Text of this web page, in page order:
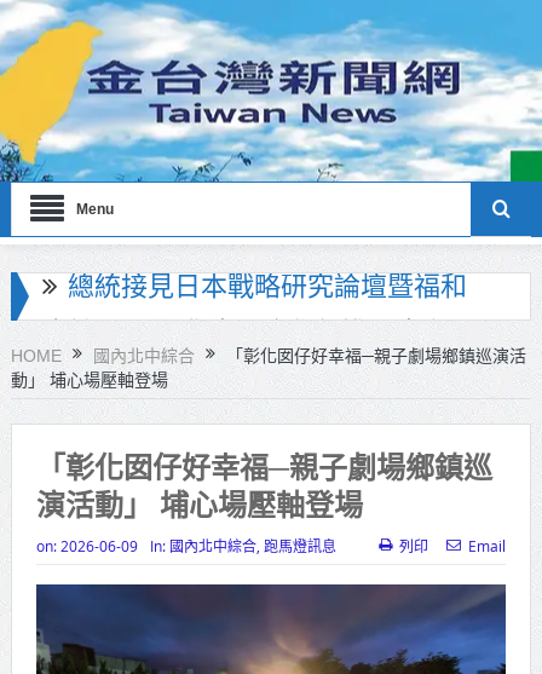
Menu
北市政府員工親子日登場！ 蔣萬
安：亮眼市政榮譽歸功每一位同仁
工研院推出「畜牧場保全機器人」
守護農場安全
竹市消防博物館1樓開館 邀市民走進
市定古蹟體驗消防文化
導信 嚴防境外勢力介選邀請村里長一
齊維繫公平選舉
HOME 國內北中綜合
「彰化囡仔好幸福─親子劇場鄉鎮巡演活
動」 埔心場壓軸登場
「彰化囡仔好幸福─親子劇場鄉鎮巡
演活動」 埔心場壓軸登場
on: 2026-06-09 In: 國內北中綜合, 跑馬燈訊息 列印 Email